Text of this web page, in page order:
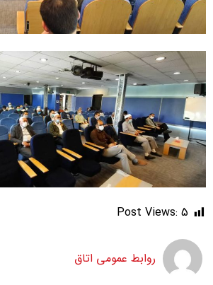
Post Views: 5
روابط عمومی اتاق